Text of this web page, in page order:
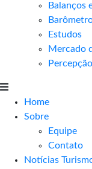
Balanços
Estudos
Mercado
Home
Sobre
Equipe
Contato
Notícias